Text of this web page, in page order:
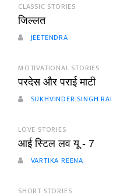
CLASSIC STORIES
जिल्लत
JEETENDRA
MOTIVATIONAL STORIES
परदेस और पराई माटी
SUKHVINDER SINGH RAI
LOVE STORIES
आई स्टिल लव यू - 7
VARTIKA REENA
SHORT STORIES